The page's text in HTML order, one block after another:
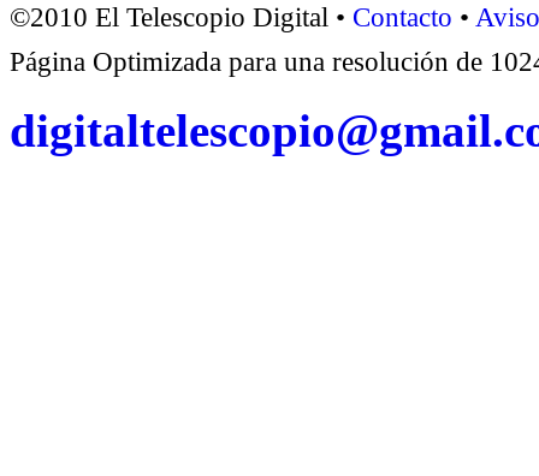
©2010 El Telescopio Digital • Contacto •
Página Optimizada para una resolución de